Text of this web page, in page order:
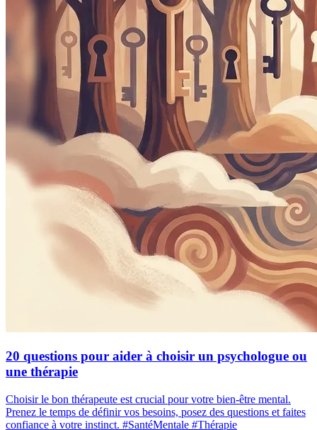
20 questions pour aider à choisir un psychologue ou
une thérapie
Choisir le bon thérapeute est crucial pour votre bien-être mental.
Prenez le temps de définir vos besoins, posez des questions et faites
confiance à votre instinct. #SantéMentale #Thérapie